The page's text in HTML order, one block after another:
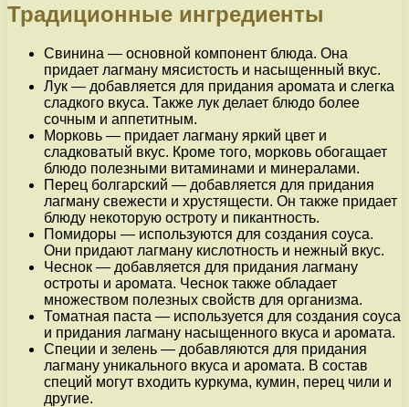
Традиционные ингредиенты
Свинина — основной компонент блюда. Она
придает лагману мясистость и насыщенный вкус.
Лук — добавляется для придания аромата и слегка
сладкого вкуса. Также лук делает блюдо более
сочным и аппетитным.
Морковь — придает лагману яркий цвет и
сладковатый вкус. Кроме того, морковь обогащает
блюдо полезными витаминами и минералами.
Перец болгарский — добавляется для придания
лагману свежести и хрустящести. Он также придает
блюду некоторую остроту и пикантность.
Помидоры — используются для создания соуса.
Они придают лагману кислотность и нежный вкус.
Чеснок — добавляется для придания лагману
остроты и аромата. Чеснок также обладает
множеством полезных свойств для организма.
Томатная паста — используется для создания соуса
и придания лагману насыщенного вкуса и аромата.
Специи и зелень — добавляются для придания
лагману уникального вкуса и аромата. В состав
специй могут входить куркума, кумин, перец чили и
другие.